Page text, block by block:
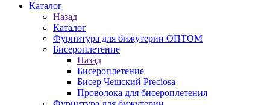
Каталог
Назад
Каталог
Фурнитура для бижутерии ОПТОМ
Бисероплетение
Назад
Бисероплетение
Бисер Чешский Preciosa
Проволока для бисероплетения